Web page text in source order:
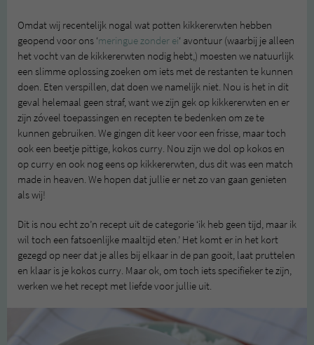
Omdat wij recentelijk nogal wat potten kikkererwten hebben
geopend voor ons ‘meringue zonder ei‘ avontuur (waarbij je alleen
het vocht van de kikkererwten nodig hebt,) moesten we natuurlijk
een slimme oplossing zoeken om iets met de restanten te kunnen
doen. Eten verspillen, dat doen we namelijk niet. Nou is het in dit
geval helemaal geen straf, want we zijn gek op kikkererwten en er
zijn zóveel toepassingen en recepten te bedenken om ze te
kunnen gebruiken. We gingen dit keer voor een frisse, maar toch
ook een beetje pittige, kokos curry. Nou zijn we dol op kokos en
op curry en ook nog eens op kikkererwten, dus dit was een match
made in heaven. We hopen dat jullie er net zo van gaan genieten
als wij!
Dit is nou echt zo’n recept uit de categorie ‘ik heb geen tijd, maar ik
wil toch een fatsoenlijke maaltijd eten.’ Het komt er in het kort
gezegd op neer dat je alles bij elkaar in de pan gooit, laat pruttelen
en klaar is je kokos curry. Maar ok, om toch iets specifieker te zijn,
werken we het recept met liefde voor jullie uit.